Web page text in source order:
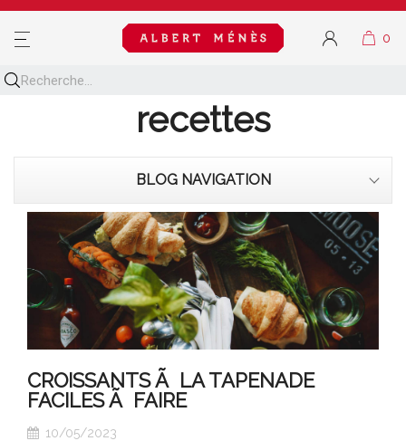
MENU
Découvrez toutes nos
recettes
BLOG NAVIGATION
CROISSANTS Ã LA TAPENADE
FACILES Ã FAIRE
10/05/2023